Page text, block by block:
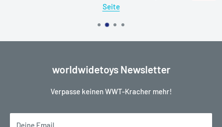
Seite
worldwidetoys Newsletter
Verpasse keinen WWT-Kracher mehr!
Deine Email